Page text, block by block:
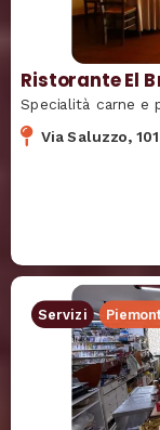
Ristorante El
Specialità carne e
Via Saluzzo, 101
Servizi